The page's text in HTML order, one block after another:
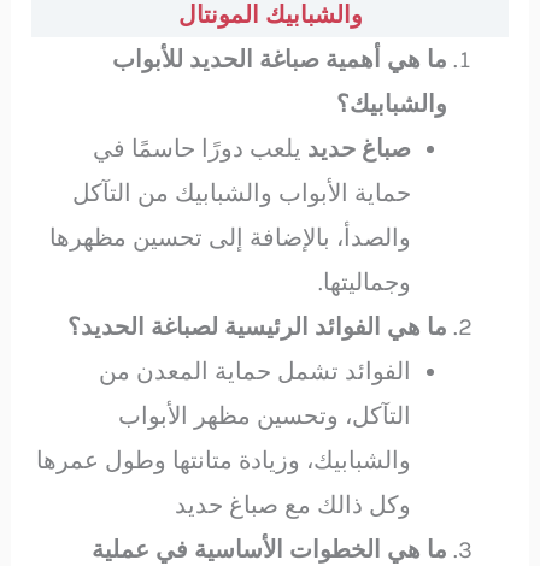
والشبابيك المونتال
ما هي أهمية صباغة الحديد للأبواب
والشبابيك؟
صباغ حديد يلعب دورًا حاسمًا في
حماية الأبواب والشبابيك من التآكل
والصدأ، بالإضافة إلى تحسين مظهرها
وجماليتها.
ما هي الفوائد الرئيسية لصباغة الحديد؟
الفوائد تشمل حماية المعدن من
التآكل، وتحسين مظهر الأبواب
والشبابيك، وزيادة متانتها وطول عمرها
وكل ذالك مع صباغ حديد
ما هي الخطوات الأساسية في عملية